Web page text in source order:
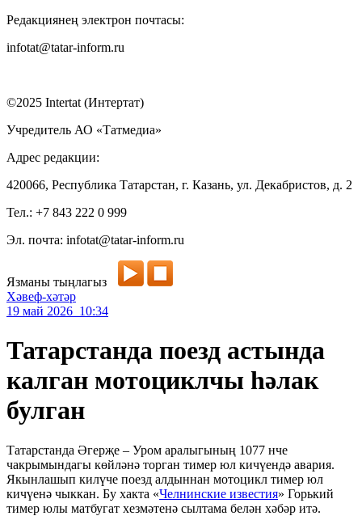
Редакциянең электрон почтасы:
infotat@tatar-inform.ru
©2025 Intertat (Интертат)
Учредитель АО «Татмедиа»
Адрес редакции:
420066, Республика Татарстан, г. Казань, ул. Декабристов, д. 2
Тел.: +7 843 222 0 999
Эл. почта: infotat@tatar-inform.ru
Язманы тыңлагыз
Хәвеф-хәтәр
19 май 2026 10:34
Татарстанда поезд астында
калган мотоциклчы һәлак
булган
Татарстанда Әгерҗе – Уром аралыгының 1077 нче
чакрымындагы көйләнә торган тимер юл кичүендә авария.
Якынлашып килүче поезд алдыннан мотоцикл тимер юл
кичүенә чыккан. Бу хакта «Челнинские известия» Горький
тимер юлы матбугат хезмәтенә сылтама белән хәбәр итә.